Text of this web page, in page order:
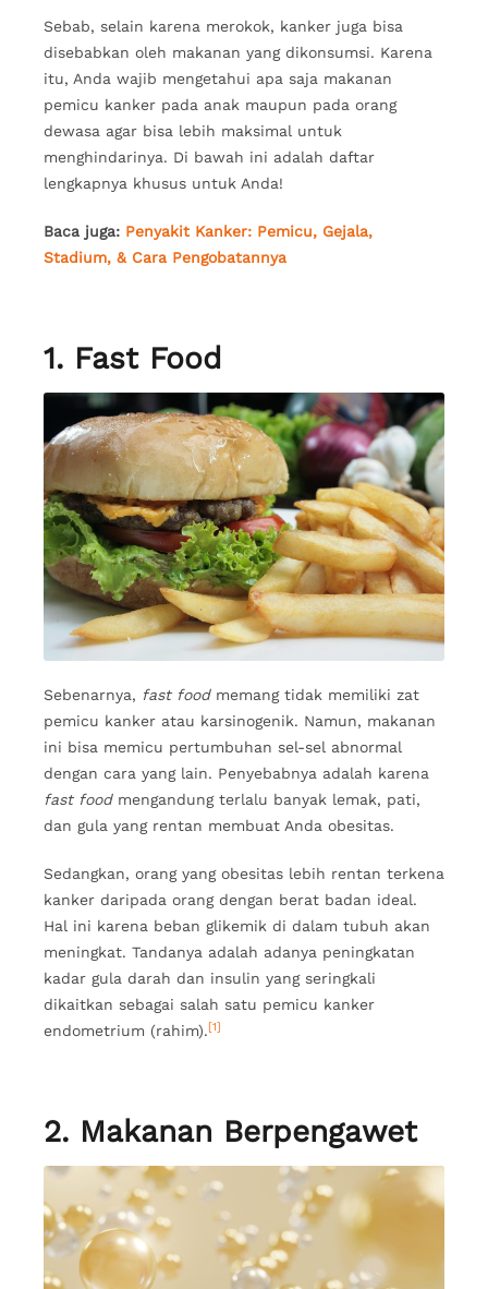
Sebab, selain karena merokok, kanker juga bisa
disebabkan oleh makanan yang dikonsumsi. Karena
itu, Anda wajib mengetahui apa saja makanan
pemicu kanker pada anak maupun pada orang
dewasa agar bisa lebih maksimal untuk
menghindarinya. Di bawah ini adalah daftar
lengkapnya khusus untuk Anda!
Baca juga: Penyakit Kanker: Pemicu, Gejala,
Stadium, & Cara Pengobatannya
1. Fast Food
Sebenarnya, fast foodmemang tidak memiliki zat
pemicu kanker atau karsinogenik. Namun, makanan
ini bisa memicu pertumbuhan sel-sel abnormal
dengan cara yang lain. Penyebabnya adalah karena
fast foodmengandung terlalu banyak lemak, pati,
dan gula yang rentan membuat Anda obesitas.
Sedangkan, orang yang obesitas lebih rentan terkena
kanker daripada orang dengan berat badan ideal.
Hal ini karena beban glikemik di dalam tubuh akan
meningkat. Tandanya adalah adanya peningkatan
kadar gula darah dan insulin yang seringkali
dikaitkan sebagai salah satu pemicu kanker
endometrium (rahim).[1]
2. Makanan Berpengawet